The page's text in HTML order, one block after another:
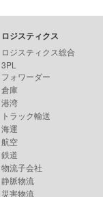
ロジスティクス
ロジスティクス総合
3PL
フォワーダー
倉庫
港湾
トラック輸送
海運
航空
鉄道
物流子会社
静脈物流
災害物流